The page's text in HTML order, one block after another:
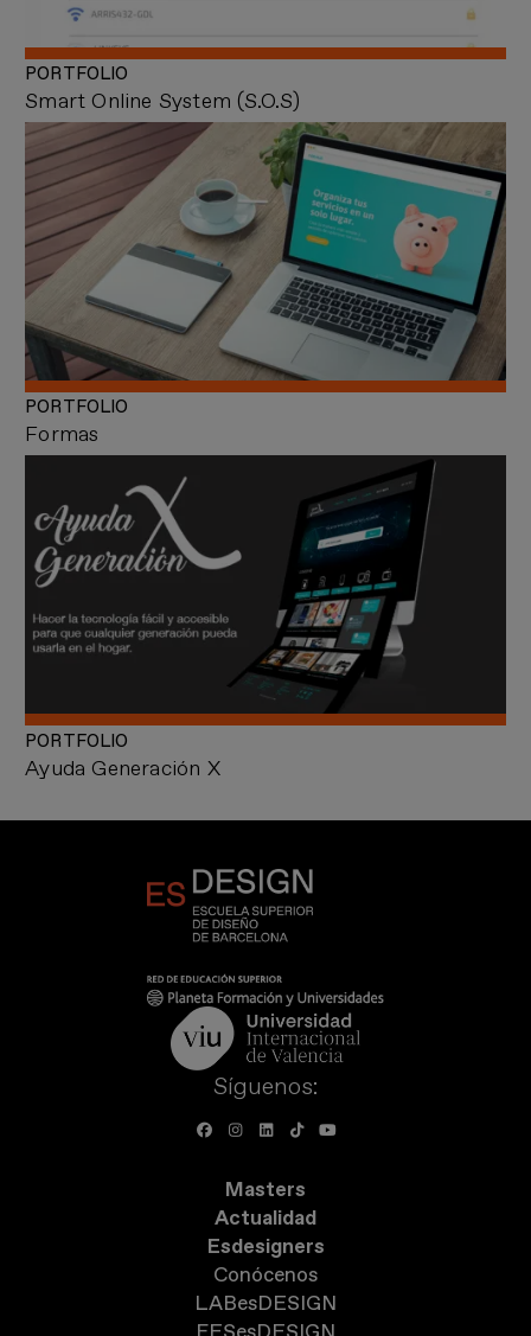
Smart Online System (S.O.S)
PORTFOLIO
Formas
PORTFOLIO
Ayuda Generación X
PORTFOLIO
Síguenos:
Masters
Actualidad
Esdesigners
Conócenos
LABesDESIGN